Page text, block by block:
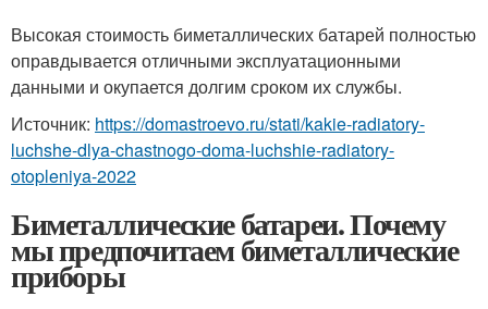
Высокая стоимость биметаллических батарей полностью
оправдывается отличными эксплуатационными
данными и окупается долгим сроком их службы.
Источник: https://domastroevo.ru/stati/kakie-radiatory-
luchshe-dlya-chastnogo-doma-luchshie-radiatory-
otopleniya-2022
Биметаллические батареи. Почему
мы предпочитаем биметаллические
приборы